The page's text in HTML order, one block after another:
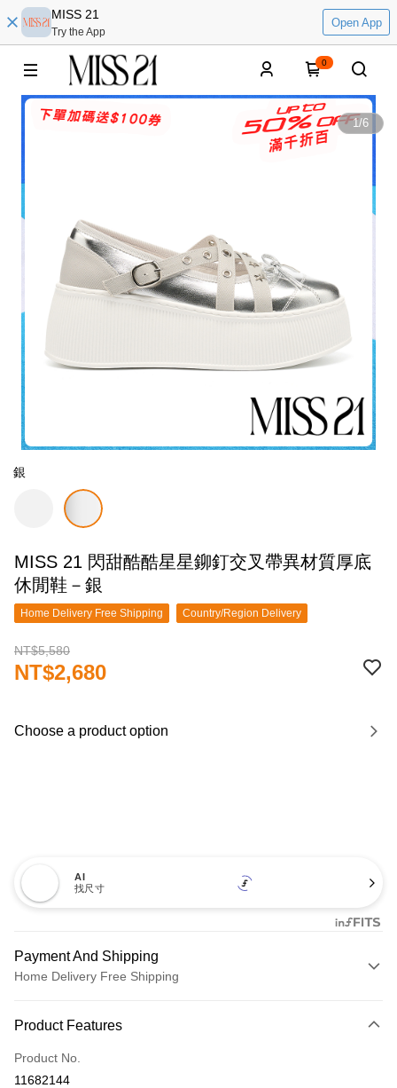
MISS 21
Try the App
Open App
0
1/6
銀
MISS 21 閃甜酷酷星星鉚釘交叉帶異材質厚底
休閒鞋－銀
Home Delivery Free Shipping Country/Region Delivery
NT$5,580
NT$2,680
Choose a product option
AI
找尺寸
Payment And Shipping
Home Delivery Free Shipping
Credit Card (Full Payment)
Credit Card Installments
Product Features
Product No.
11682144